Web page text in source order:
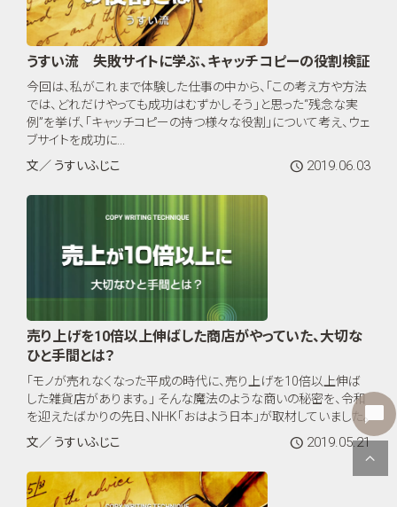
うすい流 失敗サイトに学ぶ、キャッチコピーの役割検証
今回は、私がこれまで体験した仕事の中から、「この考え方や方法
では、どれだけやっても成功はむずかしそう」と思った“残念な実
例”を挙げ、「キャッチコピーの持つ様々な役割」について考え、ウェ
ブサイトを成功に...
文／ うすいふじこ
2019.06.03
売り上げを10倍以上伸ばした商店がやっていた、大切な
ひと手間とは？
「モノが売れなくなった平成の時代に、売り上げを10倍以上伸ば
した雑貨店があります。」 そんな魔法のような商いの秘密を、令和
を迎えたばかりの先日、NHK「おはよう日本」が取材していました。
文／ うすいふじこ
2019.05.21